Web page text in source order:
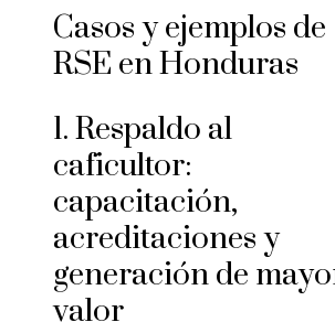
Casos y ejemplos de
RSE en Honduras
1. Respaldo al
caficultor:
capacitación,
acreditaciones y
generación de
valor